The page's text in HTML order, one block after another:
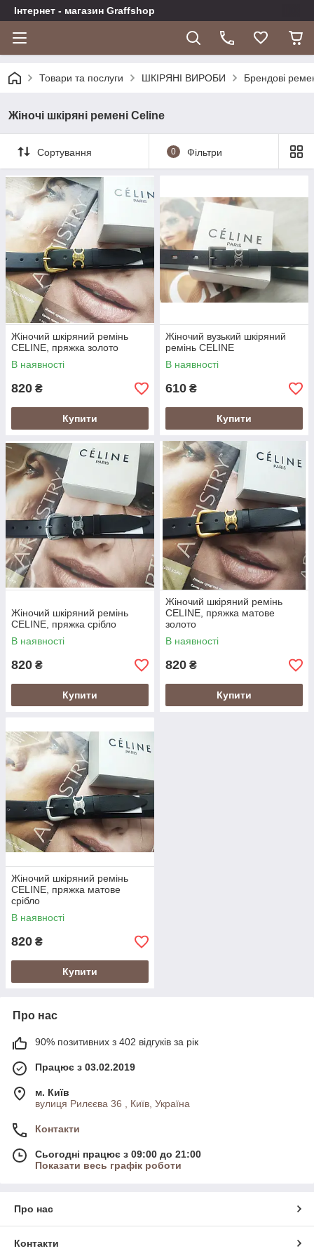
Інтернет - магазин Graffshop
Товари та послуги ШКІРЯНІ ВИРОБИ Брендові
Жіночі шкіряні ремені Celine
Сортування 0 Фільтри
Жіночий шкіряний ремінь
CELINE, пряжка золото
В наявності
820 ₴
Купити
Жіночий вузький шкіряний
ремінь CELINE
В наявності
610 ₴
Купити
Жіночий шкіряний ремінь
CELINE, пряжка срібло
В наявності
820 ₴
Купити
Жіночий шкіряний ремінь
CELINE, пряжка матове
золото
В наявності
820 ₴
Купити
Жіночий шкіряний ремінь
CELINE, пряжка матове
срібло
В наявності
820 ₴
Купити
Про нас
90% позитивних з 402 відгуків за рік
Працює з 03.02.2019
м. Київ
вулиця Рилєєва 36 , Київ, Україна
Контакти
Сьогодні працює з 09:00 до 21:00
Показати весь графік роботи
Про нас
Контакти